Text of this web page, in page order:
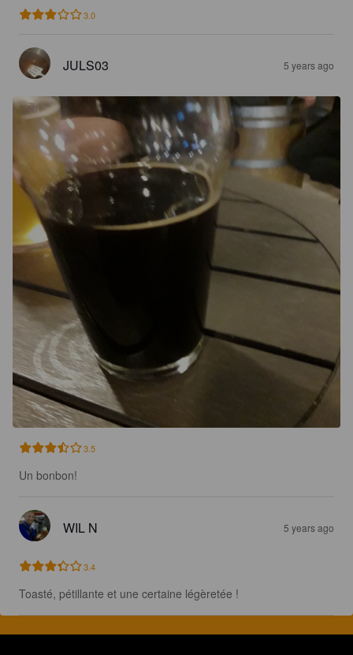
3.0
JULS03 5 years ago
3.5
Un bonbon!
WIL N 5 years ago
3.4
Toasté, pétillante et une certaine légèretée !